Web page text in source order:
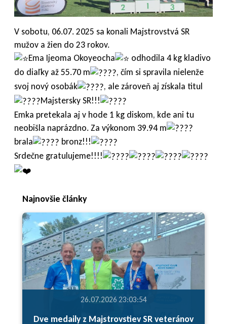
V sobotu, 06.07. 2025 sa konali Majstrovstvá SR
mužov a žien do 23 rokov.
Ema Ijeoma Okoyeocha
odhodila 4 kg kladivo
do diaľky až 55.70 m
, čím si spravila nielenže
svoj nový osobák
, ale zároveň aj získala titul
Majstersky SR!!!
Emka pretekala aj v hode 1 kg diskom, kde ani tu
neobišla naprázdno. Za výkonom 39.94 m
brala
bronz!!!
Srdečne gratulujeme!!!!
Najnovšie články
26.07.2026 23:03:54
Dve medaily z Majstrovstiev SR veteránov